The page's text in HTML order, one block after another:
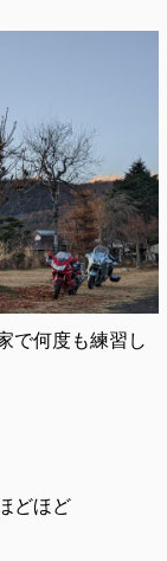
で何度も練習し
どほど